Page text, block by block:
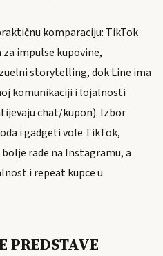
komparaciju: TikTok
impulse kupovine,
storytelling, dok Line ima
komunikaciji i lojalnosti
chat/kupon). Izbor
i gadgeti vole TikTok,
rade na Instagramu, a
i repeat kupce u
PREDSTAVE